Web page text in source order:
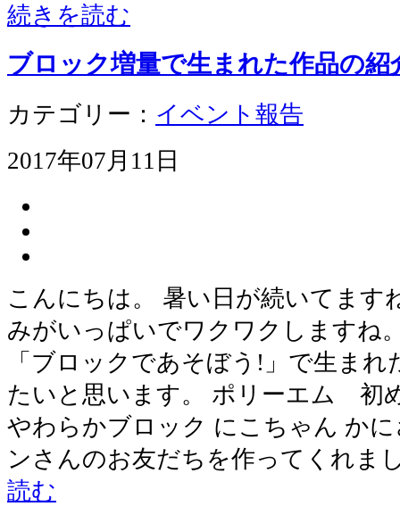
続きを読む
ブロック増量で生まれた作品の紹
カテゴリー： イベント報告
2017年07月11日
こんにちは。 暑い日が続いてます
みがいっぱいでワクワクしますね
「ブロックであそぼう!」で生ま
たいと思います。 ポリーエム 初
やわらかブロック にこちゃん か
ンさんのお友だちを作ってくれ
読む